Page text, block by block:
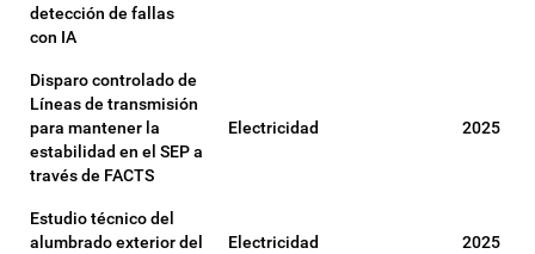
detección de fallas
con IA
Disparo controlado de
Líneas de transmisión
para mantener la
estabilidad en el SEP a
través de FACTS
Electricidad 2025
Estudio técnico del
alumbrado exterior del
Electricidad 2025